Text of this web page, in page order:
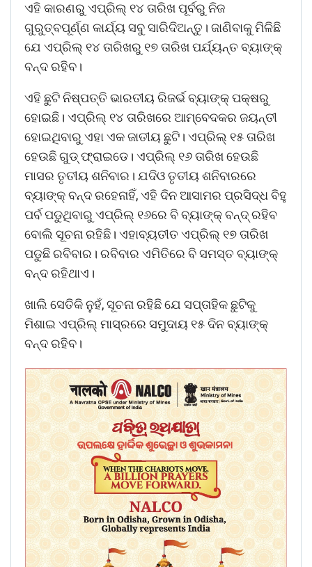
ଏହି କାରଣରୁ ଏପ୍ରିଲ୍‌ ୧୪ ତାରିଖ ପୂର୍ବରୁ ନିଜ
ଗୁରୁତ୍ବପୂର୍ଣ୍ଣ କାର୍ଯ୍ୟ ସବୁ ସାରିଦିଅନ୍ତୁ। ଜାଣିବାକୁ ମିଳିଛି
ଯେ ଏପ୍ରିଲ୍‌ ୧୪ ତାରିଖରୁ ୧୭ ତାରିଖ ପର୍ଯ୍ୟନ୍ତ ବ୍ୟାଙ୍କ୍‌
ବନ୍ଦ ରହିବ।
ଏହି ‌ଛୁଟି ନିଷ୍ପତ୍ତି ଭାରତୀୟ ରିଜର୍ଭ ବ୍ୟାଙ୍କ୍‌ ପକ୍ଷରୁ
ହୋଇଛି। ଏପ୍ରିଲ୍‌ ୧୪ ତାରିଖରେ ଆମ୍ବେଦକର ଜୟନ୍ତୀ
ହୋଇଥିବାରୁ ଏହା ଏକ ଜାତୀୟ ଛୁଟି। ଏପ୍ରିଲ୍‌ ୧୫ ତାରିଖ
ହେଉଛି ଗୁଡ୍‌ ଫ୍ରାଇଡେ। ଏପ୍ରିଲ୍‌ ୧୬ ତାରିଖ ହେଉଛି
ମାସର ତୃତୀୟ ଶନିବାର। ଯଦିଓ ତୃତୀୟ ଶନିବାରରେ
ବ୍ୟାଙ୍କ୍‌ ବନ୍ଦ ରହେନାହିଁ, ଏହି ଦିନ ଆସାମର ପ୍ରସିଦ୍ଧ ବିହୁ
ପର୍ବ ପଡୁଥିବାରୁ ଏପ୍ରିଲ୍‌ ୧୬ରେ ବି ବ୍ୟାଙ୍କ୍‌ ବନ୍ଦ୍‌ ରହିବ
ବୋଲି ସୂଚନା ରହିଛି। ଏହାବ୍ୟତୀତ ଏପ୍ରିଲ୍‌ ୧୭ ତାରିଖ
ପଡୁଛି ରବିବାର। ରବିବାର ଏମିତିରେ ବି ସମସ୍ତ ବ୍ୟାଙ୍କ୍‌
ବନ୍ଦ ରହିଥାଏ।
ଖାଲି ସେତିକି ନୁହଁ, ସୂଚନା ରହିଛି ଯେ ସପ୍ତାହିକ ଛୁଟିକୁ
ମିଶାଇ ଏପ୍ରିଲ୍‌ ମାସ୍ରରେ ସମୁଦାୟ ୧୫ ଦିନ ବ୍ୟାଙ୍କ୍‌
ବନ୍ଦ ରହିବ।